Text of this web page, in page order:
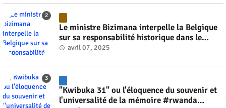
Le ministre Bizimana interpelle la Belgique
sur sa responsabilité historique dans le
génocide #rwanda #RwOT
avril 07, 2025
"Kwibuka 31" ou l'éloquence du souvenir et
l'universalité de la mémoire #rwanda